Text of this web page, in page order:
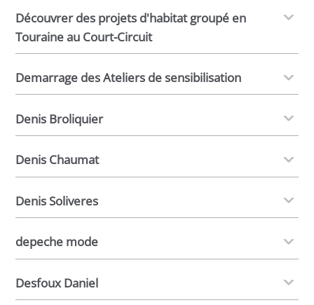
Découvrer des projets d'habitat groupé en
Touraine au Court-Circuit
Demarrage des Ateliers de sensibilisation
Denis Broliquier
Denis Chaumat
Denis Soliveres
depeche mode
Desfoux Daniel